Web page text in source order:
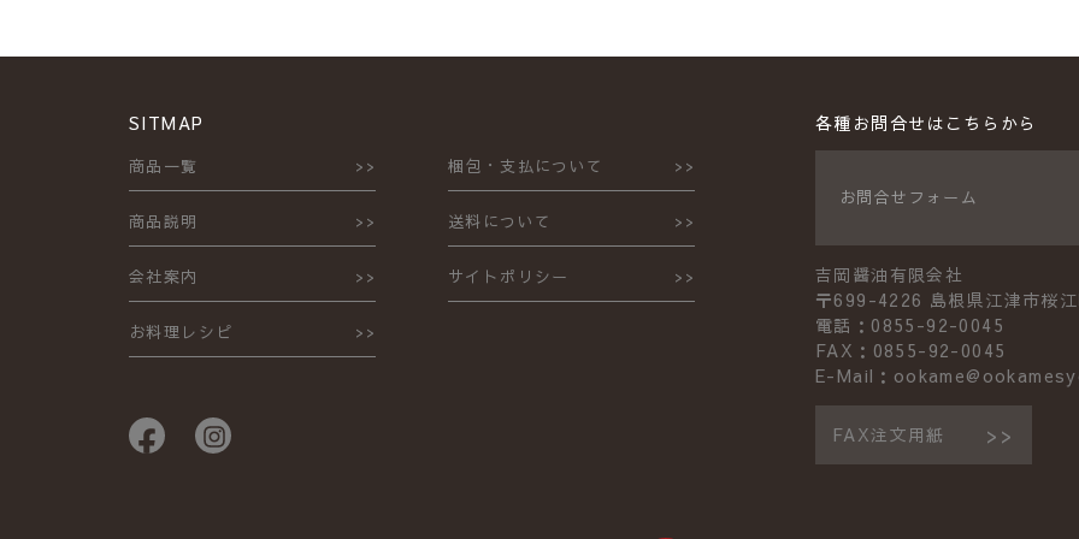
SITMAP
商品一覧
商品説明
会社案内
お料理レシピ
梱包・支払について
送料について
サイトポリシー
各種お問合せはこちらから
お問合せフォーム
吉岡醤油有限会社
〒699-4226 島根県江津市桜
電話：0855-92-0045
FAX：0855-92-0045
E-Mail：
FAX注文用紙